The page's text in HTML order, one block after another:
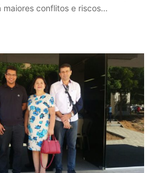
conflitos e riscos…